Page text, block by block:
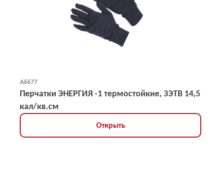
А6677
Перчатки ЭНЕРГИЯ -1 термостойкие, ЗЭТВ 14,5
кал/кв.см
Открыть